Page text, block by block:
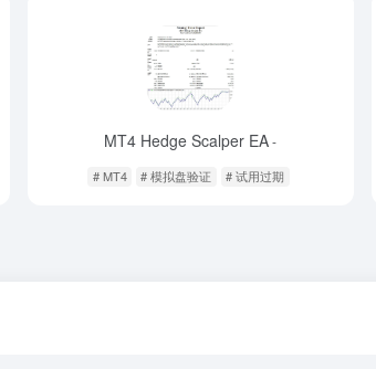
MT4 Hedge Scalper EA-
# MT4 # 模拟盘验证 # 试用过期